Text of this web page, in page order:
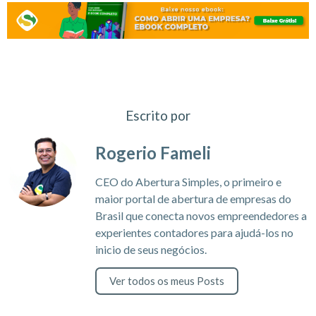
Escrito por
Rogerio Fameli
CEO do Abertura Simples, o primeiro e
maior portal de abertura de empresas do
Brasil que conecta novos empreendedores a
experientes contadores para ajudá-los no
inicio de seus negócios.
Ver todos os meus Posts